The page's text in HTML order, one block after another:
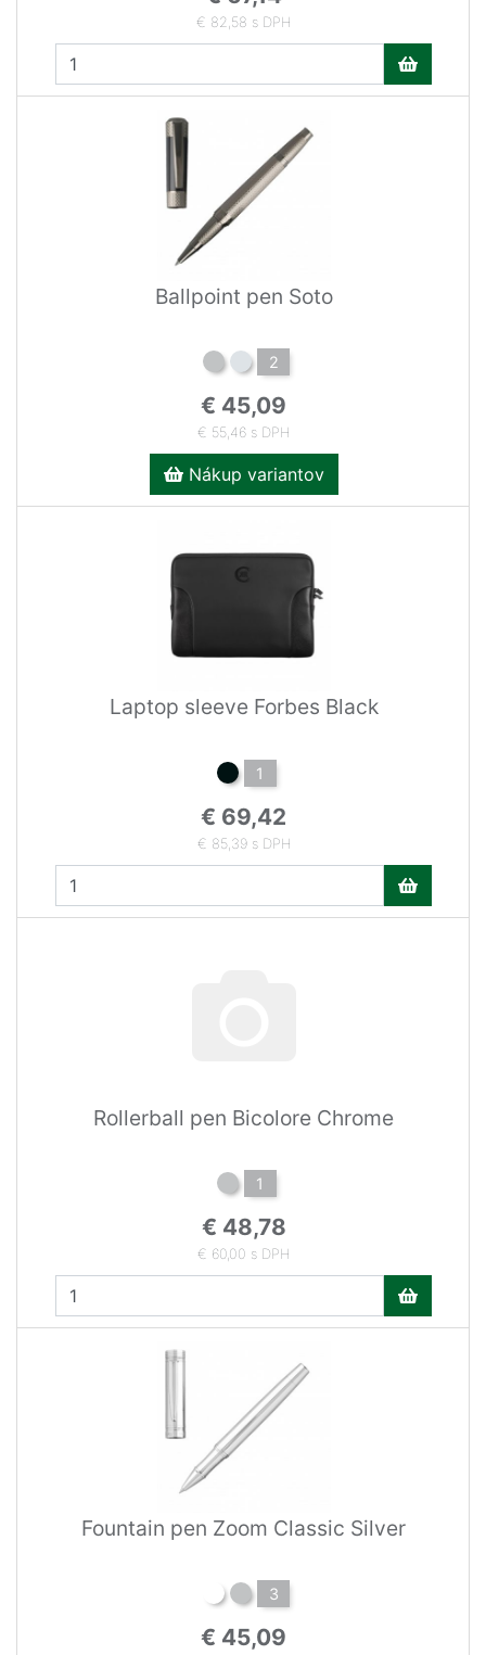
€ 82,58 s DPH
Ballpoint pen Soto
2
€ 45,09
€ 55,46 s DPH
Nákup variantov
Laptop sleeve Forbes Black
1
€ 69,42
€ 85,39 s DPH
Rollerball pen Bicolore Chrome
1
€ 48,78
€ 60,00 s DPH
Fountain pen Zoom Classic Silver
3
€ 45,09